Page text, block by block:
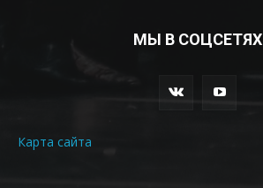
МЫ В СОЦСЕТЯХ
Карта сайта